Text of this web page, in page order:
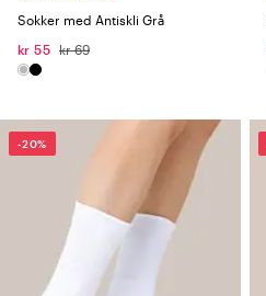
Sokker med Antiskli Grå
kr 55 kr 69
-20%